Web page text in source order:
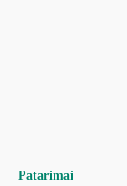
Patarimai